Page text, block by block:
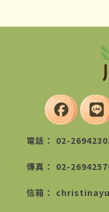
02-
02-